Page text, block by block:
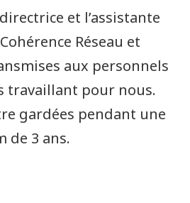
et l’assistante
Réseau et
aux personnels
travaillant pour nous.
gardées pendant une
de 3 ans.